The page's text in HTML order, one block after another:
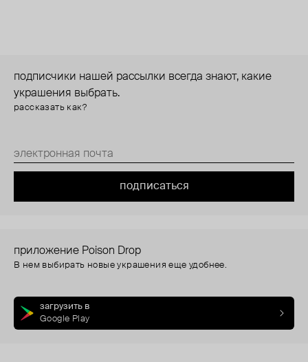
подписчики нашей рассылки всегда знают, какие
украшения выбрать.
рассказать как?
подписаться
приложение Poison Drop
В нем выбирать новые украшения еще удобнее.
загрузить в
Google Play